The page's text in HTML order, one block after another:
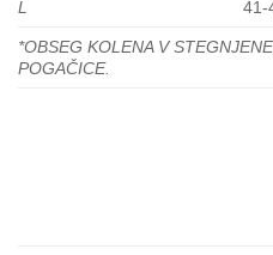
L 41-
*OBSEG KOLENA V
POGAČICE.